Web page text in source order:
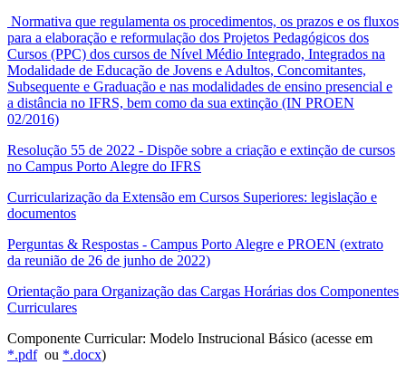
Normativa que regulamenta os procedimentos, os prazos e os fluxos
para a elaboração e reformulação dos Projetos Pedagógicos dos
Cursos (PPC) dos cursos de Nível Médio Integrado, Integrados na
Modalidade de Educação de Jovens e Adultos, Concomitantes,
Subsequente e Graduação e nas modalidades de ensino presencial e
a distância no IFRS, bem como da sua extinção (IN PROEN
02/2016)
Resolução 55 de 2022 - Dispõe sobre a criação e extinção de cursos
no Campus Porto Alegre do IFRS
Curricularização da Extensão em Cursos Superiores: legislação e
documentos
Perguntas & Respostas - Campus Porto Alegre e PROEN (extrato
da reunião de 26 de junho de 2022)
Orientação para Organização das Cargas Horárias dos Componentes
Curriculares
Componente Curricular: Modelo Instrucional Básico (acesse em
*.pdfou *.docx)